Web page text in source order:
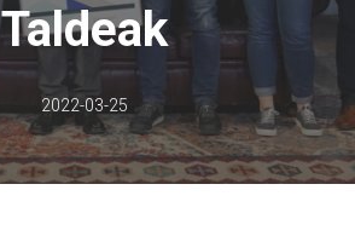
Taldeak
2022-03-25